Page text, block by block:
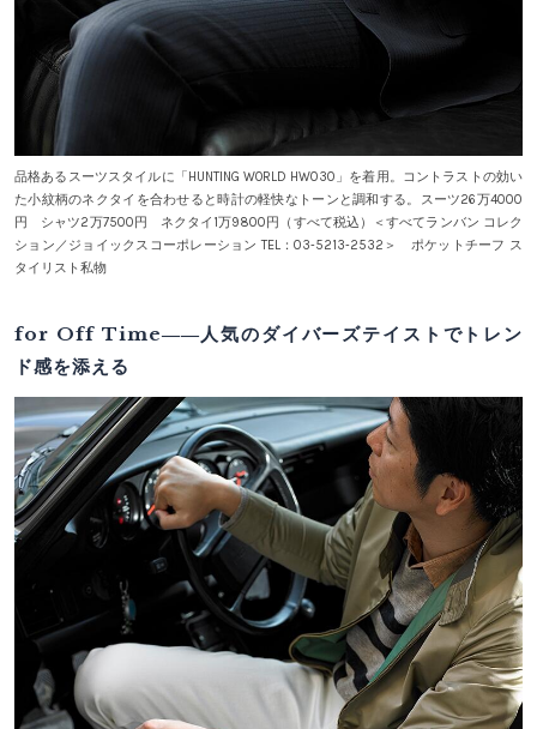
品格あるスーツスタイルに「HUNTING WORLD HW030」を着用。コントラストの効い
た小紋柄のネクタイを合わせると時計の軽快なトーンと調和する。スーツ26万4000
円 シャツ2万7500円 ネクタイ1万9800円（すべて税込）＜すべてランバン コレク
ション／ジョイックスコーポレーション TEL：03‐5213‐2532＞ ポケットチーフ ス
タイリスト私物
for Off Time――人気のダイバーズテイストでトレン
ド感を添える